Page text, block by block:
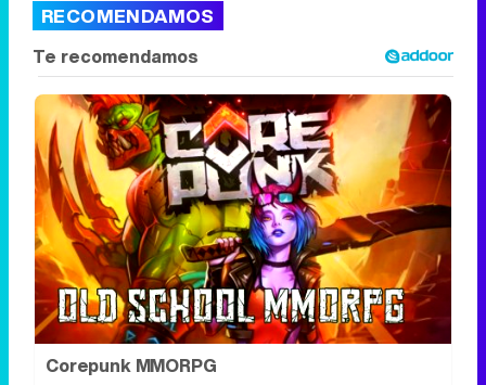
RECOMENDAMOS
Corepunk MMORPG